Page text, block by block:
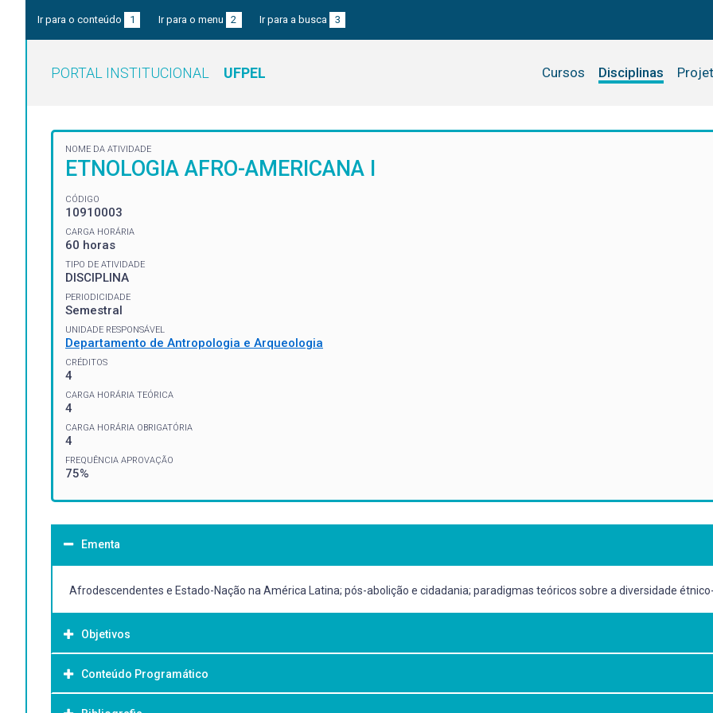
Ir para o conteúdo 1 Ir para o menu 2 Ir para a busca 3
PORTAL INSTITUCIONAL UFPEL Cursos Disciplinas
NOME DA ATIVIDADE
ETNOLOGIA AFRO-AMERICANA I
CÓDIGO
10910003
CARGA HORÁRIA
60 horas
TIPO DE ATIVIDADE
DISCIPLINA
PERIODICIDADE
Semestral
UNIDADE RESPONSÁVEL
Departamento de Antropologia e Arqueologia
CRÉDITOS
4
CARGA HORÁRIA TEÓRICA
4
CARGA HORÁRIA OBRIGATÓRIA
4
FREQUÊNCIA APROVAÇÃO
75%
Ementa
Afrodescendentes e Estado-Nação na América Latina; pós-abolição e cidadania; paradigmas teóricos sobre a diversidade
Objetivos
Objetivo Geral:
Geral:
Conteúdo Programático